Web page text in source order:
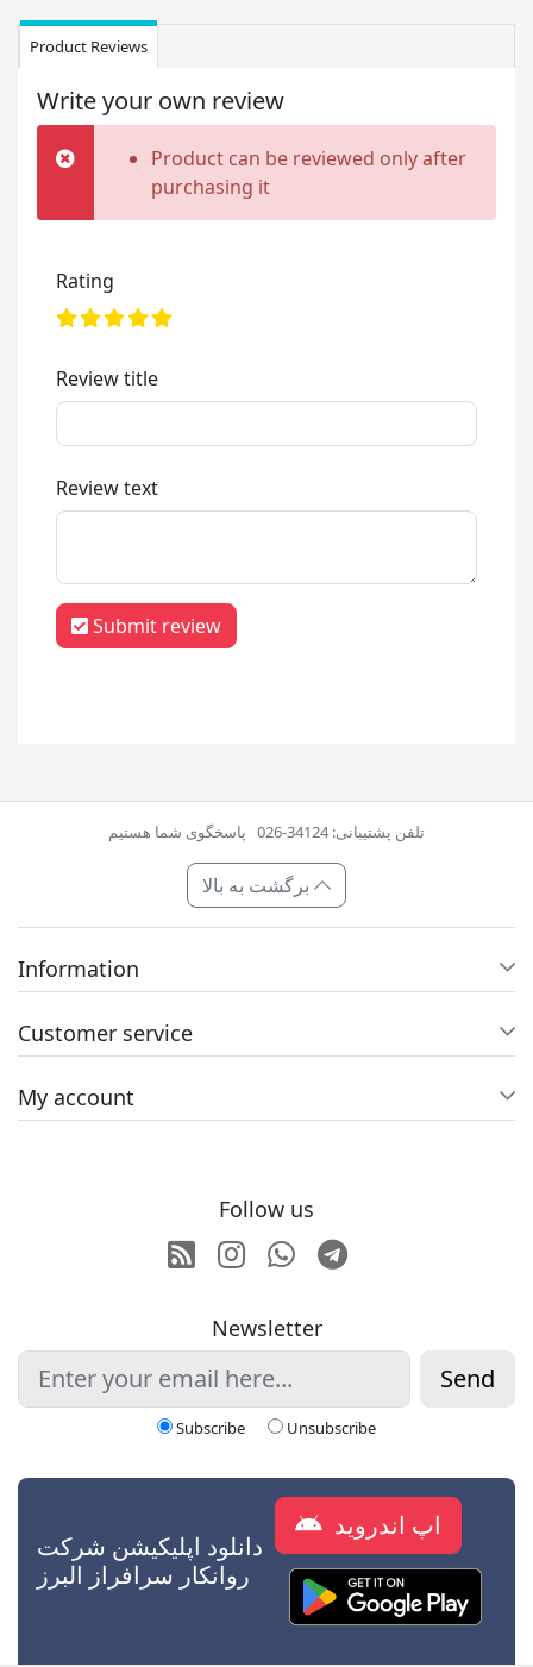
Product Reviews
Write your own review
Product can be reviewed only after
purchasing it
Rating
Review title
Review text
Submit review
تلفن پشتیبانی: 34124-026 پاسخگوی شما هستیم
Information
Customer service
My account
Follow us
RSSInstagram
Whatsapp
Telegram
Newsletter
Send
Subscribe Unsubscribe
دانلود اپلیکیشن شرکت
روانکار سرافراز البرز
اپ اندروید